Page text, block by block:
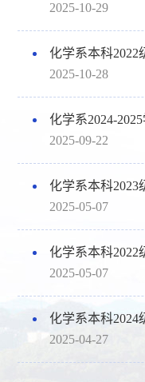
2025-10-29
2025-10-28
化学系2024-
2025-09-22
2025-05-07
2025-05-07
2025-04-27